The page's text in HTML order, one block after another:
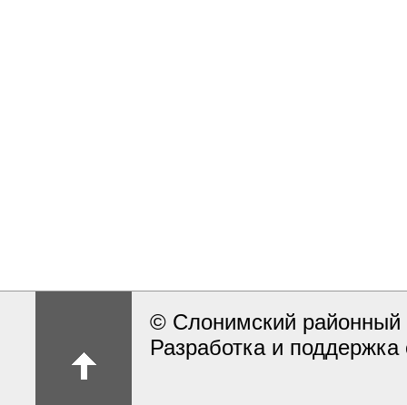
© Слонимский районный
Разработка и поддержка